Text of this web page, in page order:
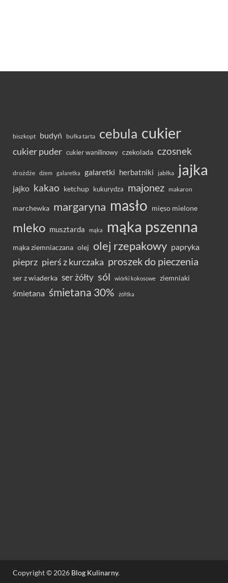
biszkopt budyń bułka tarta cebula cukier
cukier puder cukier wanilinowy czekolada czosnek
drożdże dżem galaretka galaretki herbatniki jabłka jajka
jajko kakao ketchup kukurydza majonez makaron
marchewka margaryna masło mięso mielone
mleko musztarda mąka mąka pszenna
mąka ziemniaczana olej olej rzepakowy papryka
pieprz pierś z kurczaka proszek do pieczenia
ser z wiaderka ser żółty sól wiórki kokosowe ziemniaki
śmietana śmietana 30% żółtka
Copyright © 2026 Blog Kulinarny.